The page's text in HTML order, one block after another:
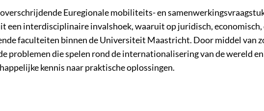
Euregionale mobiliteits- en
een interdisciplinaire invalshoek, waaruit op juridisch,
faculteiten binnen de Universiteit Maastricht. Door middel van
problemen die spelen rond de internationalisering van de wereld
kennis naar praktische oplossingen.